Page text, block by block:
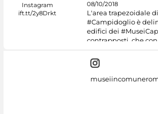
08/10/2018
L'area trapezoidale
#Campidoglio è
edifici dei
contrapposti, che